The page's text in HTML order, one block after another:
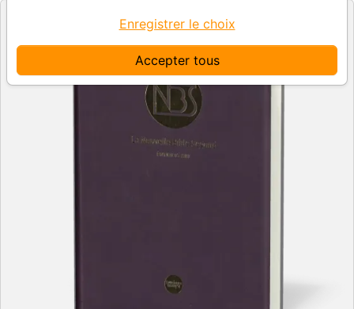
Accepter tous
Enregistrer le choix